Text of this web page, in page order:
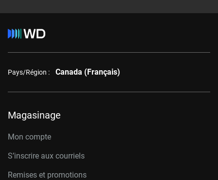
Pays/Région : Canada (Français)
Magasinage
Mon compte
S’inscrire aux courriels
Remises et promotions